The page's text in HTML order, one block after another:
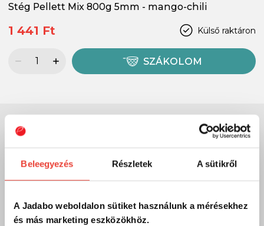
Beleegyezés Részletek A sütikről
A Jadabo weboldalon sütiket használunk a mérésekhez
és más marketing eszközökhöz.
Stég Pellett Mix 800g 5mm - mango-chili
Külső raktáron
1 441 Ft
SZÁKOLOM
Kérdésed van?
A legfontosabb, hogy megtaláld a számodra megfelelő, a
tudásodhoz, tapasztalatodhoz legjobban illő
Hívj és segítünk, hogy mivel tudsz sikeres lenni a parton vagy a
csónakban!